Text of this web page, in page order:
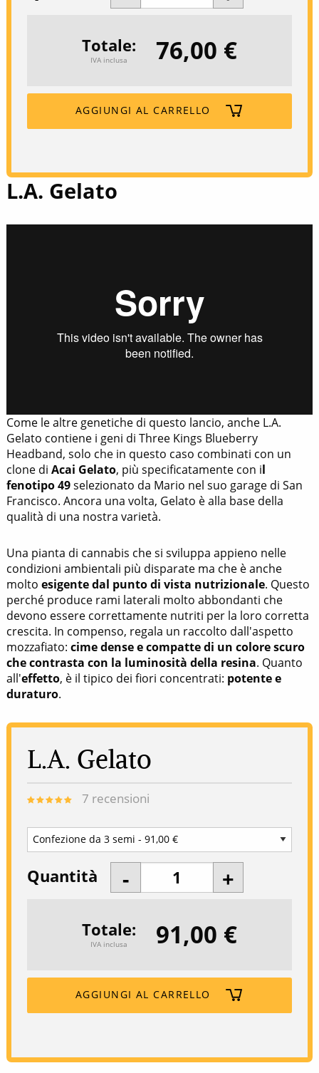
Totale
IVA inclusa 76,00 €
AGGIUNGI AL CARRELLO
L.A. Gelato
Come le altre genetiche di questo lancio, anche L.A.
Gelato contiene i geni di Three Kings Blueberry
Headband, solo che in questo caso combinati con un
clone di Acai Gelato, più specificatamente con il
fenotipo 49selezionato da Mario nel suo garage di San
Francisco. Ancora una volta, Gelato è alla base della
qualità di una nostra varietà.
Una pianta di cannabis che si sviluppa appieno nelle
condizioni ambientali più disparate ma che è anche
molto esigente dal punto di vista nutrizionale. Questo
perché produce rami laterali molto abbondanti che
devono essere correttamente nutriti per la loro corretta
crescita. In compenso, regala un raccolto dall'aspetto
mozzafiato: cime dense e compatte di un colore scuro
che contrasta con la luminosità della resina. Quanto
all'effetto, è il tipico dei fiori concentrati: potente e
duraturo.
L.A. Gelato
7 recensioni
Quantità
Totale
IVA inclusa 91,00 €
AGGIUNGI AL CARRELLO